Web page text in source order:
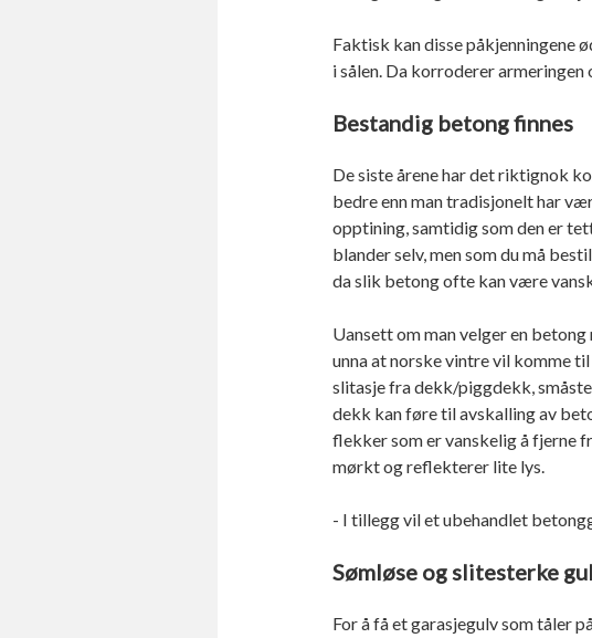
Faktisk kan disse påkjenningene
i sålen. Da korroderer
Bestandig betong finnes
De siste årene har det riktignok
bedre enn man tradisjonelt har
opptining, samtidig som den er
blander selv, men som du må
da slik betong ofte kan være
Uansett om man velger en
unna at norske vintre vil komme
slitasje fra dekk/piggdekk,
dekk kan føre til avskalling av
flekker som er vanskelig å fjerne
mørkt og reflekterer lite lys.
- I tillegg vil et ubehandlet
Sømløse og slitesterke
For å få et garasjegulv som tåler